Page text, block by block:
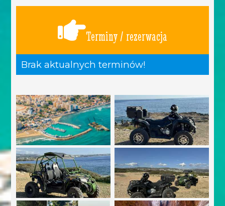
Terminy / rezerwacja
Brak aktualnych terminów!